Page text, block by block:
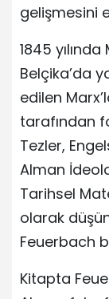
gelişmesini
1845
Belçika’da
edilen
tarafından
Tezler,
Alman
Tarihsel
olarak
Feuerbach
Kitapta